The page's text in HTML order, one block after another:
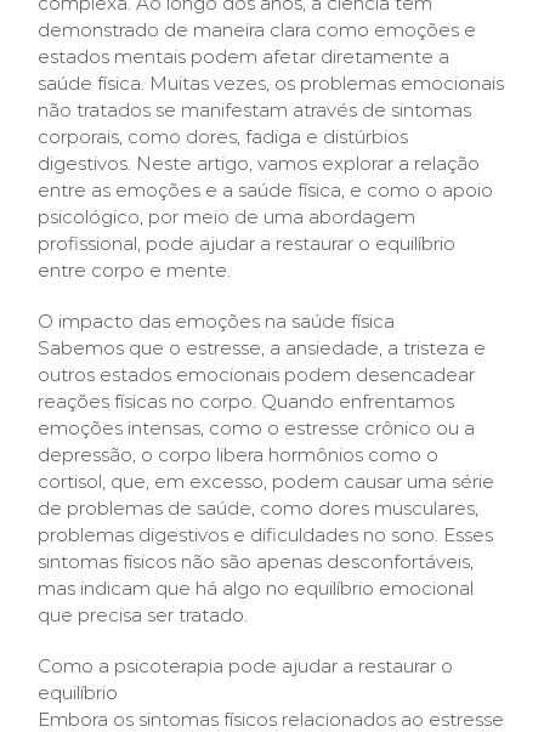
demonstrado de maneira clara como emoções e
estados mentais podem afetar diretamente a
saúde física. Muitas vezes, os problemas emocionais
não tratados se manifestam através de sintomas
corporais, como dores, fadiga e distúrbios
digestivos. Neste artigo, vamos explorar a relação
entre as emoções e a saúde física, e como o apoio
psicológico, por meio de uma abordagem
profissional, pode ajudar a restaurar o equilíbrio
entre corpo e mente.
O impacto das emoções na saúde física
Sabemos que o estresse, a ansiedade, a tristeza e
outros estados emocionais podem desencadear
reações físicas no corpo. Quando enfrentamos
emoções intensas, como o estresse crônico ou a
depressão, o corpo libera hormônios como o
cortisol, que, em excesso, podem causar uma série
de problemas de saúde, como dores musculares,
problemas digestivos e dificuldades no sono. Esses
sintomas físicos não são apenas desconfortáveis,
mas indicam que há algo no equilíbrio emocional
que precisa ser tratado.
Como a psicoterapia pode ajudar a restaurar o
equilíbrio
Embora os sintomas físicos relacionados ao estresse